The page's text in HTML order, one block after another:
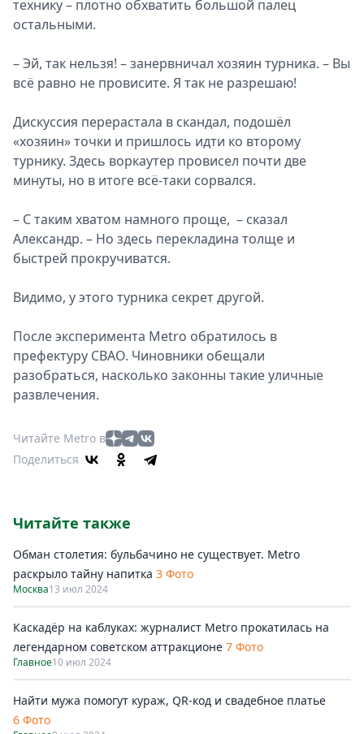
технику – плотно обхватить большой палец
остальными.
– Эй, так нельзя! – занервничал хозяин турника. – Вы
всё равно не провисите. Я так не разрешаю!
Дискуссия перерастала в скандал, подошёл
«хозяин» точки и пришлось идти ко второму
турнику. Здесь воркаутер провисел почти две
минуты, но в итоге всё-таки сорвался.
– С таким хватом намного проще, – сказал
Александр. – Но здесь перекладина толще и
быстрей прокручиватся.
Видимо, у этого турника секрет другой.
После эксперимента Metro обратилось в
префектуру СВАО. Чиновники обещали
разобраться, насколько законны такие уличные
развлечения.
Читайте Metro в
Поделиться
Читайте также
Обман столетия: бульбачино не существует. Metro
раскрыло тайну напитка 3 Фото
Москва13 июл 2024
Каскадёр на каблуках: журналист Metro прокатилась на
легендарном советском аттракционе 7 Фото
Главное10 июл 2024
Найти мужа помогут кураж, QR-код и свадебное платье
6 Фото